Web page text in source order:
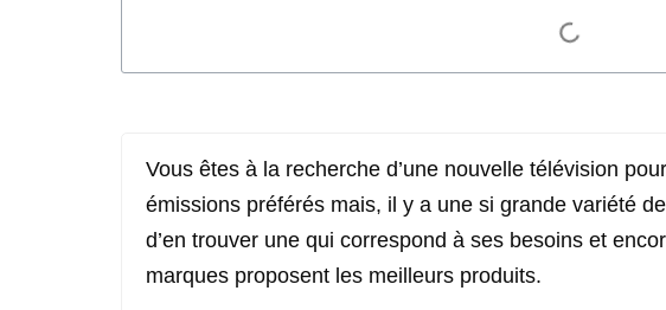
Vous êtes à la recherche d’une nouvelle télévision
émissions préférés mais, il y a une si grande variété
d’en trouver une qui correspond à ses besoins et
marques proposent les meilleurs produits.